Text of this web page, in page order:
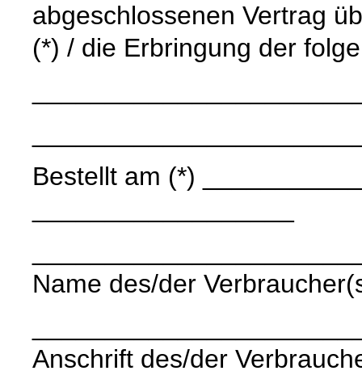
abgeschlossenen Vertrag
(*) / die Erbringung der
Bestellt am (*)
Name des/der
Anschrift des/der